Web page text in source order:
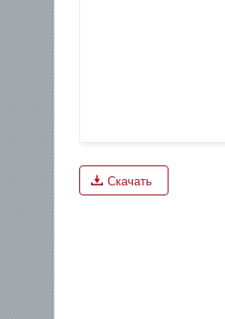
Скачать